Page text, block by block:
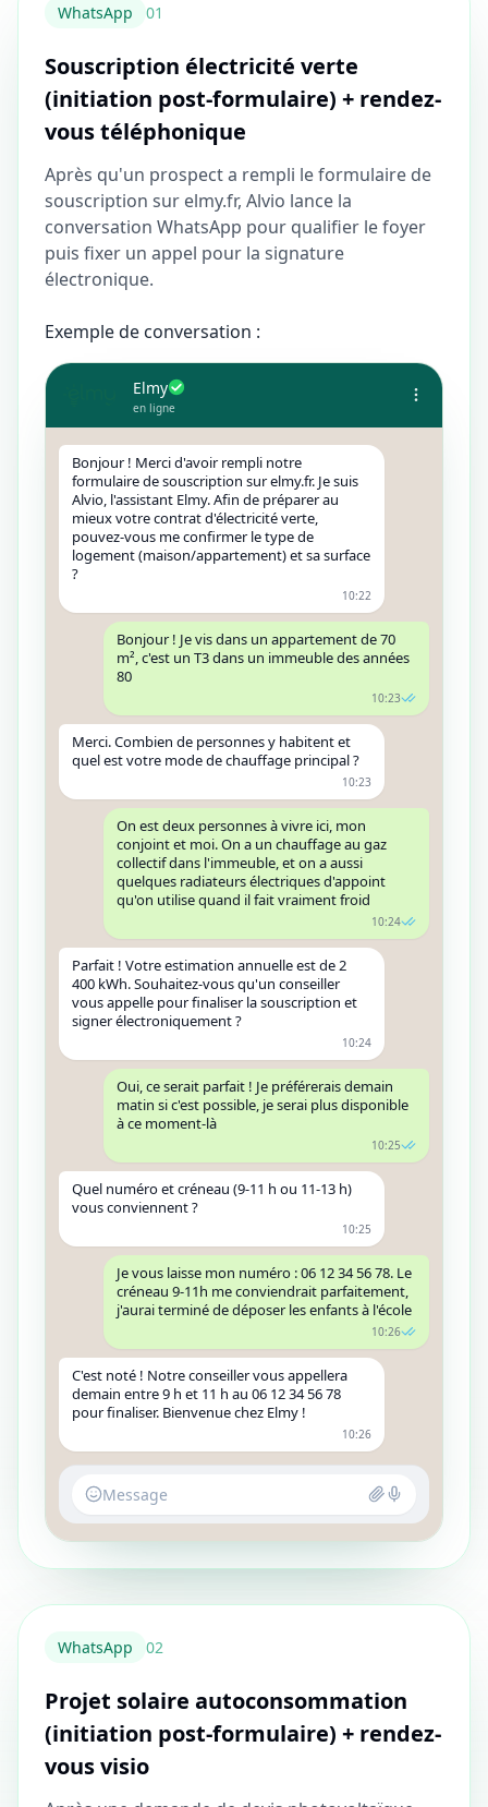
WhatsApp 01
Souscription électricité verte
(initiation post‑formulaire) + rendez-
vous téléphonique
Après qu'un prospect a rempli le formulaire de
souscription sur elmy.fr, Alvio lance la
conversation WhatsApp pour qualifier le foyer
puis fixer un appel pour la signature
électronique.
Exemple de conversation :
Elmy
en ligne
Bonjour ! Merci d'avoir rempli notre
formulaire de souscription sur elmy.fr. Je suis
Alvio, l'assistant Elmy. Afin de préparer au
mieux votre contrat d'électricité verte,
pouvez-vous me confirmer le type de
logement (maison/appartement) et sa surface
?
10:22
Bonjour ! Je vis dans un appartement de 70
m², c'est un T3 dans un immeuble des années
80
10:23
Merci. Combien de personnes y habitent et
quel est votre mode de chauffage principal ?
10:23
On est deux personnes à vivre ici, mon
conjoint et moi. On a un chauffage au gaz
collectif dans l'immeuble, et on a aussi
quelques radiateurs électriques d'appoint
qu'on utilise quand il fait vraiment froid
10:24
Parfait ! Votre estimation annuelle est de 2
400 kWh. Souhaitez-vous qu'un conseiller
vous appelle pour finaliser la souscription et
signer électroniquement ?
10:24
Oui, ce serait parfait ! Je préférerais demain
matin si c'est possible, je serai plus disponible
à ce moment-là
10:25
Quel numéro et créneau (9‑11 h ou 11‑13 h)
vous conviennent ?
10:25
Je vous laisse mon numéro : 06 12 34 56 78. Le
créneau 9-11h me conviendrait parfaitement,
j'aurai terminé de déposer les enfants à l'école
10:26
C'est noté ! Notre conseiller vous appellera
demain entre 9 h et 11 h au 06 12 34 56 78
pour finaliser. Bienvenue chez Elmy !
10:26
Message
WhatsApp 02
Projet solaire autoconsommation
(initiation post‑formulaire) + rendez-
vous visio